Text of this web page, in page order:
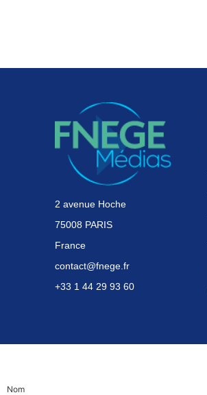
2 avenue Hoche
75008 PARIS
France
contact@fnege.fr
+33 1 44 29 93 60
Nom